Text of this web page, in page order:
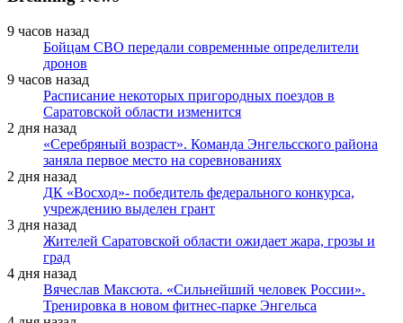
9 часов назад
Бойцам СВО передали современные определители
дронов
9 часов назад
Расписание некоторых пригородных поездов в
Саратовской области изменится
2 дня назад
«Серебряный возраст». Команда Энгельсского района
заняла первое место на соревнованиях
2 дня назад
ДК «Восход»- победитель федерального конкурса,
учреждению выделен грант
3 дня назад
Жителей Саратовской области ожидает жара, грозы и
град
4 дня назад
Вячеслав Максюта. «Сильнейший человек России».
Тренировка в новом фитнес-парке Энгельса